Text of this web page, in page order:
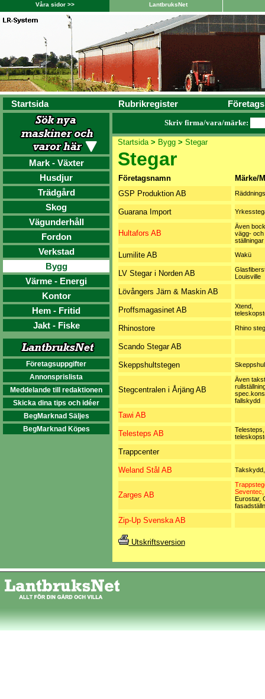
Våra sidor >> LantbruksNet
Startsida Rubrikregister
Mark - Växter
Husdjur
Trädgård
Skog
Vägunderhåll
Fordon
Verkstad
Bygg
Värme - Energi
Kontor
Hem - Fritid
Jakt - Fiske
Företagsuppgifter
Annonsprislista
Meddelande till redaktionen
Skicka dina tips och idéer
BegMarknad Säljes
BegMarknad Köpes
Skriv firma/vara/märke:
Startsida> Bygg > Stegar
Stegar
Företagsnamn
Märke/
GSP Produktion AB
Guarana Import
Hultafors AB
Även
vägg- och
ställningar
Lumilite AB Wakü
LV Stegar i Norden AB
Louisville
Lövångers Järn & Maskin AB
Proffsmagasinet AB
Xtend,
Rhinostore Rhino
Scando Stegar AB
Skeppshultstegen
Stegcentralen i Årjäng AB
Även
fallskydd
Tawi AB
Telesteps AB
Telesteps,
Trappcenter
Weland Stål AB
Zarges AB
Seventec,
Eurostar,
Zip-Up Svenska AB
Utskriftsversion